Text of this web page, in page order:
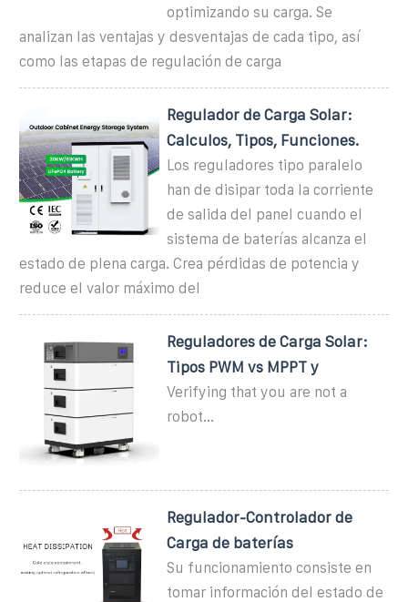
optimizando su carga. Se
analizan las ventajas y desventajas de cada tipo, así
como las etapas de regulación de carga
Regulador de Carga Solar:
Calculos, Tipos, Funciones.
Los reguladores tipo paralelo
han de disipar toda la corriente
de salida del panel cuando el
sistema de baterías alcanza el
estado de plena carga. Crea pérdidas de potencia y
reduce el valor máximo del
Reguladores de Carga Solar:
Tipos PWM vs MPPT y
Verifying that you are not a
robot...
Regulador-Controlador de
Carga de baterías
Su funcionamiento consiste en
tomar información del estado de